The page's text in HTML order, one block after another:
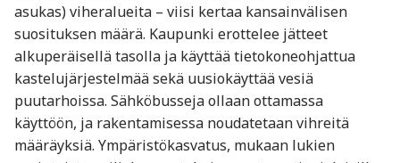
asukas) viheralueita – viisi kertaa kansainvälisen
suosituksen määrä. Kaupunki erottelee jätteet
alkuperäisellä tasolla ja käyttää tietokoneohjattua
kastelujärjestelmää sekä uusiokäyttää vesiä
puutarhoissa. Sähköbusseja ollaan ottamassa
käyttöön, ja rakentamisessa noudatetaan vihreitä
määräyksiä. Ympäristökasvatus, mukaan lukien